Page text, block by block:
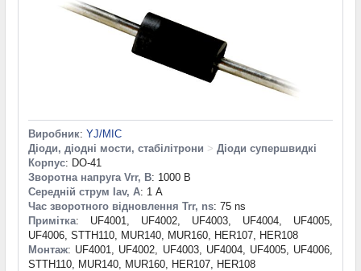
Виробник: YJ/MIC
Діоди, діодні мости, стабілітрони > Діоди супершвидкі
Корпус: DO-41
Зворотна напруга Vrr, В: 1000 В
Середній струм Iav, А: 1 А
Час зворотного відновлення Trr, ns: 75 ns
Примітка: UF4001, UF4002, UF4003, UF4004, UF4005,
UF4006, STTH110, MUR140, MUR160, HER107, HER108
Монтаж: UF4001, UF4002, UF4003, UF4004, UF4005, UF4006,
STTH110, MUR140, MUR160, HER107, HER108